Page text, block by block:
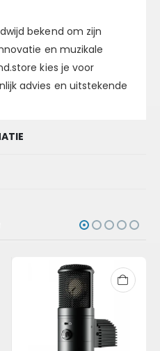
bekend om zijn
en muzikale
kies je voor
advies en uitstekende